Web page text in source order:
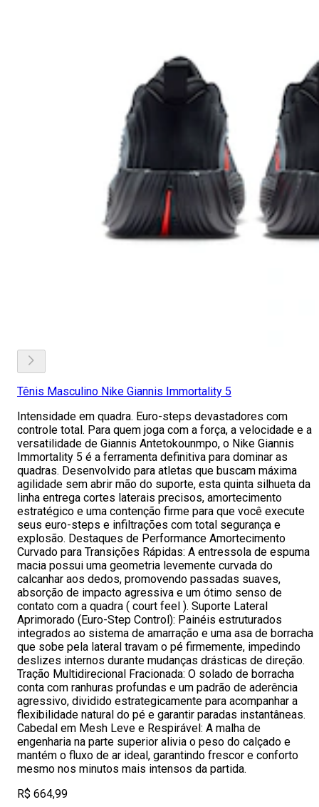
Tênis Masculino Nike Giannis Immortality 5
Intensidade em quadra. Euro-steps devastadores com
controle total. Para quem joga com a força, a velocidade e a
versatilidade de Giannis Antetokounmpo, o Nike Giannis
Immortality 5 é a ferramenta definitiva para dominar as
quadras. Desenvolvido para atletas que buscam máxima
agilidade sem abrir mão do suporte, esta quinta silhueta da
linha entrega cortes laterais precisos, amortecimento
estratégico e uma contenção firme para que você execute
seus euro-steps e infiltrações com total segurança e
explosão. Destaques de Performance Amortecimento
Curvado para Transições Rápidas: A entressola de espuma
macia possui uma geometria levemente curvada do
calcanhar aos dedos, promovendo passadas suaves,
absorção de impacto agressiva e um ótimo senso de
contato com a quadra ( court feel ). Suporte Lateral
Aprimorado (Euro-Step Control): Painéis estruturados
integrados ao sistema de amarração e uma asa de borracha
que sobe pela lateral travam o pé firmemente, impedindo
deslizes internos durante mudanças drásticas de direção.
Tração Multidirecional Fracionada: O solado de borracha
conta com ranhuras profundas e um padrão de aderência
agressivo, dividido estrategicamente para acompanhar a
flexibilidade natural do pé e garantir paradas instantâneas.
Cabedal em Mesh Leve e Respirável: A malha de
engenharia na parte superior alivia o peso do calçado e
mantém o fluxo de ar ideal, garantindo frescor e conforto
mesmo nos minutos mais intensos da partida.
R$ 664,99